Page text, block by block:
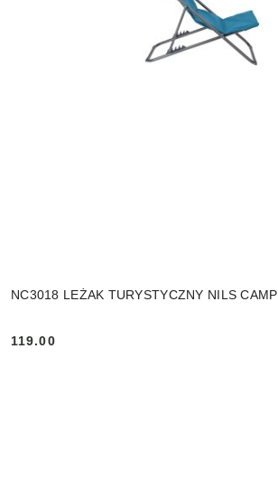
NC3018 LEŻAK TURYSTYCZNY NILS CAMP
Cena:
119.00